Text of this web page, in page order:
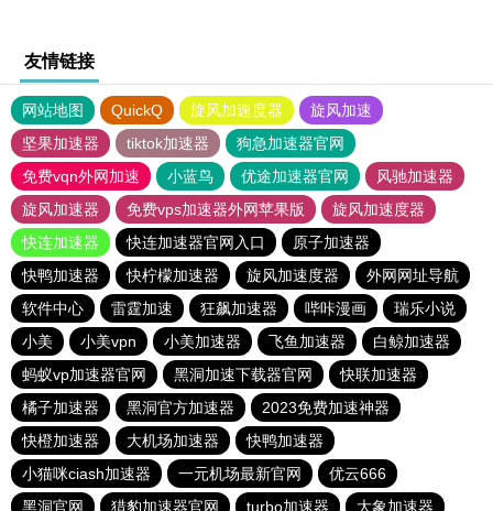
友情链接
网站地图 QuickQ 旋风加速度器
旋风加速
坚果加速器
tiktok加速器
狗急加速器官网
免费vqn外网加速
小蓝鸟 优途加速器官网
风驰加速器
旋风加速器
免费vps加速器外网苹果版
旋风加速度器
快连加速器
快连加速器官网入口
原子加速器
快鸭加速器
快柠檬加速器 旋风加速度器
外网网址导航
软件中心
雷霆加速 狂飙加速器 哔咔漫画
瑞乐小说
小美
小美vpn 小美加速器 飞鱼加速器
白鲸加速器
蚂蚁vp加速器官网
黑洞加速下载器官网
快联加速器
橘子加速器
黑洞官方加速器
2023免费加速神器
快橙加速器
大机场加速器
快鸭加速器
小猫咪ciash加速器
一元机场最新官网
优云666
黑洞官网
猎豹加速器官网 turbo加速器 大象加速器